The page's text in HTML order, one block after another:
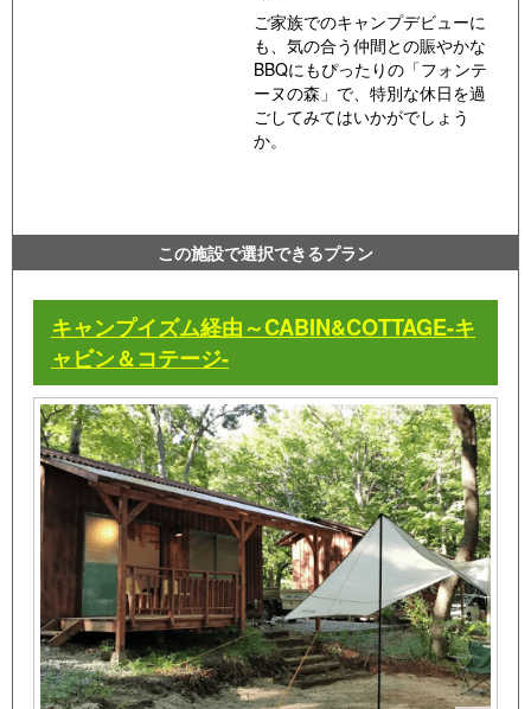
ご家族でのキャンプデビューに
も、気の合う仲間との賑やかな
BBQにもぴったりの「フォンテ
ーヌの森」で、特別な休日を過
ごしてみてはいかがでしょう
か。
この施設で選択できるプラン
キャンプイズム経由～CABIN&COTTAGE-キ
ャビン＆コテージ-